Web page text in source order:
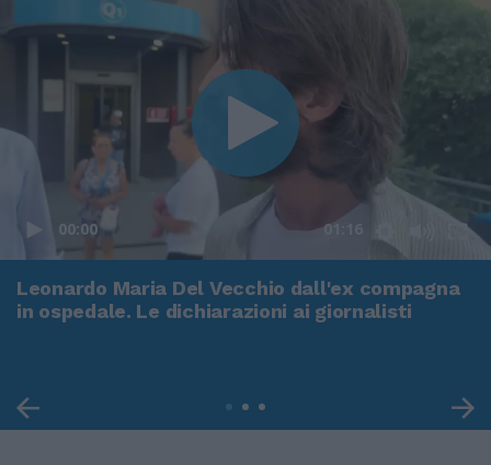
00:00 01:16
Leonardo Maria Del Vecchio dall'ex compagna
in ospedale. Le dichiarazioni ai giornalisti